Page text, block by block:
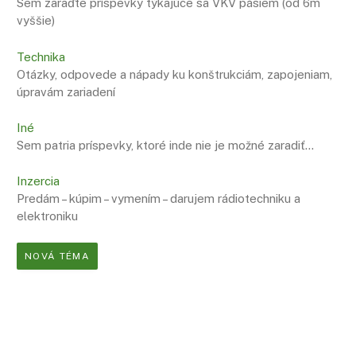
Sem zaraďte príspevky týkajúce sa VKV pásiem (od 6m
vyššie)
Technika
Otázky, odpovede a nápady ku konštrukciám, zapojeniam,
úpravám zariadení
Iné
Sem patria príspevky, ktoré inde nie je možné zaradiť…
Inzercia
Predám – kúpim – vymením – darujem rádiotechniku a
elektroniku
NOVÁ TÉMA